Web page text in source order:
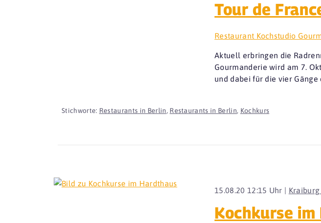
Tour de
Restaurant Kochstudio
Aktuell erbringen die
Gourmanderie wird am 7.
und dabei für die vier
Stichworte: Restaurants in Berlin, Restaurants in Berlin, Kochkurs
15.08.20 12:15 Uhr |
Kochkurse im